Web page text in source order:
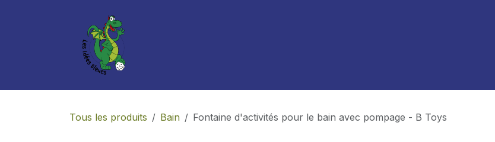
Tous les produits Bain Fontaine d'activités pour le bain avec pompage - B Toys